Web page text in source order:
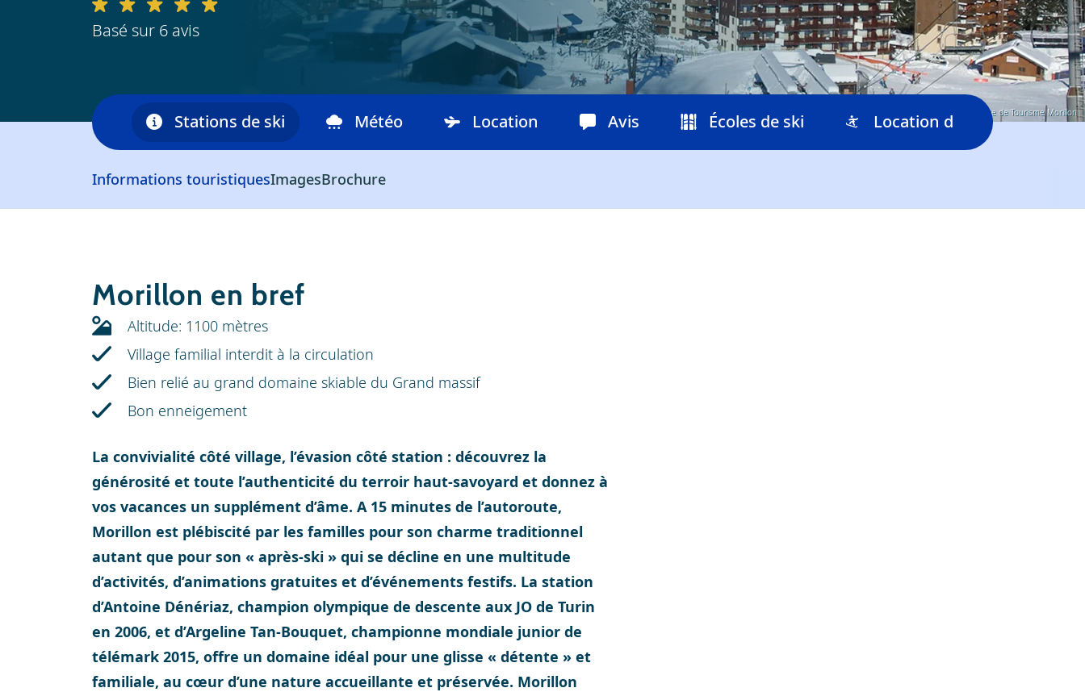
© Copyright L'Office de Tourisme Morillon
Basé sur 6 avis
skiable Stations de ski Météo Location Avis Écoles de ski Location de ski
Informations touristiquesImagesBrochure
Morillon en bref
Altitude: 1100 mètres
Village familial interdit à la circulation
Bien relié au grand domaine skiable du Grand massif
Bon enneigement
La convivialité côté village, l’évasion côté station : découvrez la
générosité et toute l’authenticité du terroir haut-savoyard et donnez à
vos vacances un supplément d’âme. A 15 minutes de l’autoroute,
Morillon est plébiscité par les familles pour son charme traditionnel
autant que pour son « après-ski » qui se décline en une multitude
d’activités, d’animations gratuites et d’événements festifs. La station
d’Antoine Dénériaz, champion olympique de descente aux JO de Turin
en 2006, et d’Argeline Tan-Bouquet, championne mondiale junior de
télémark 2015, offre un domaine idéal pour une glisse « détente » et
familiale, au cœur d’une nature accueillante et préservée. Morillon